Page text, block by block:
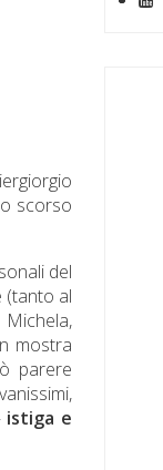
scorso
del
(tanto al
mostra
parere
istiga e